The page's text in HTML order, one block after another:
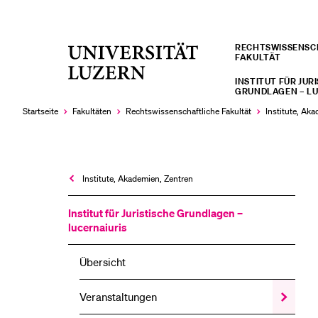
Universität
FAKULTÄT
INSTITUT FÜR
GRUNDLAGEN –
Startseite
Fakultäten Rechtswissenschaftliche Fakultät Institute,
Institute, Akademien, Zentren
Institut für Juristische Grundlagen –
lucernaiuris
Übersicht
Veranstaltungen
Zeige
das
LETZTE SUCHEN
Sie haben noch keine Suche getätigt.